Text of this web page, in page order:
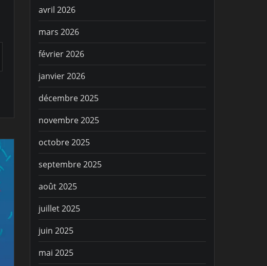
avril 2026
mars 2026
février 2026
janvier 2026
décembre 2025
novembre 2025
octobre 2025
septembre 2025
août 2025
juillet 2025
juin 2025
mai 2025